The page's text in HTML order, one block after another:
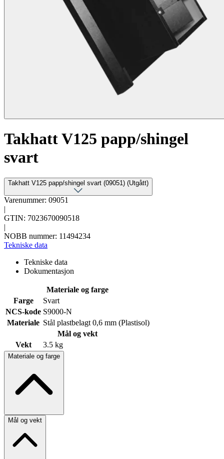
Takhatt V125 papp/shingel
svart
Takhatt V125 papp/shingel svart (09051) (Utgått)
Varenummer: 09051
|
GTIN: 7023670090518
|
NOBB nummer: 11494234
Tekniske data
Tekniske data
Dokumentasjon
Materiale og farge
Farge
Svart
NCS-kode S9000-N
Materiale Stål plastbelagt 0,6 mm (Plastisol)
Mål og vekt
Vekt
3.5 kg
Materiale og farge
Mål og vekt